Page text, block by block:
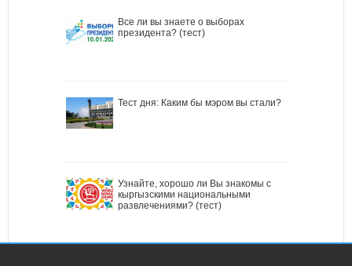
Все ли вы знаете о выборах
президента? (тест)
Тест дня: Каким бы мэром вы стали?
Узнайте, хорошо ли Вы знакомы с
кыргызскими национальными
развлечениями? (тест)